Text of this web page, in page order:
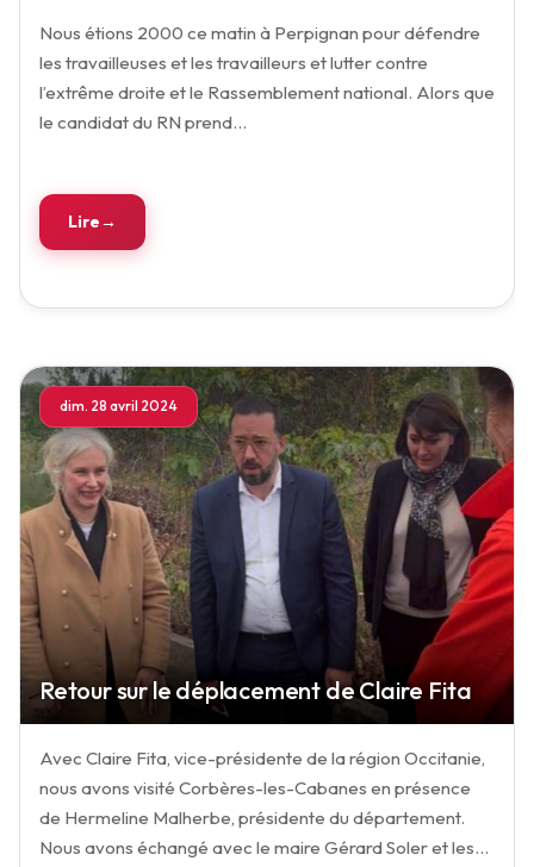
Nous étions 2000 ce matin à Perpignan pour défendre
les travailleuses et les travailleurs et lutter contre
l’extrême droite et le Rassemblement national. Alors que
le candidat du RN prend…
Lire
dim. 28 avril 2024
Retour sur le déplacement de Claire Fita
Avec Claire Fita, vice-présidente de la région Occitanie,
nous avons visité Corbères-les-Cabanes en présence
de Hermeline Malherbe, présidente du département.
Nous avons échangé avec le maire Gérard Soler et les…